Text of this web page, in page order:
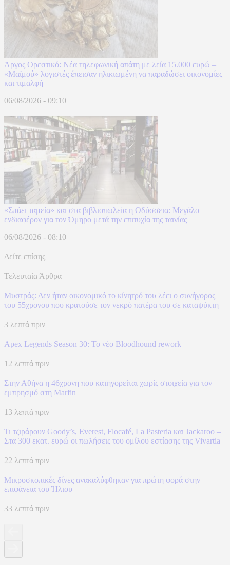
Άργος Ορεστικό: Νέα τηλεφωνική απάτη με λεία 15.000 ευρώ –
«Μαϊμού» λογιστές έπεισαν ηλικιωμένη να παραδώσει οικονομίες
και τιμαλφή
06/08/2026 - 09:10
«Σπάει ταμεία» και στα βιβλιοπωλεία η Οδύσσεια: Μεγάλο
ενδιαφέρον για τον Όμηρο μετά την επιτυχία της ταινίας
06/08/2026 - 08:10
Δείτε επίσης
Τελευταία Άρθρα
Μυστράς: Δεν ήταν οικονομικό το κίνητρό του λέει ο συνήγορος
του 55χρονου που κρατούσε τον νεκρό πατέρα του σε καταψύκτη
3 λεπτά πριν
Apex Legends Season 30: Το νέο Bloodhound rework
12 λεπτά πριν
Στην Αθήνα η 46χρονη που κατηγορείται χωρίς στοιχεία για τον
εμπρησμό στη Marfin
13 λεπτά πριν
Τι τζιράρουν Goody’s, Everest, Flocafé, La Pasteria και Jackaroo –
Στα 300 εκατ. ευρώ οι πωλήσεις του ομίλου εστίασης της Vivartia
22 λεπτά πριν
Μικροσκοπικές δίνες ανακαλύφθηκαν για πρώτη φορά στην
επιφάνεια του Ήλιου
33 λεπτά πριν